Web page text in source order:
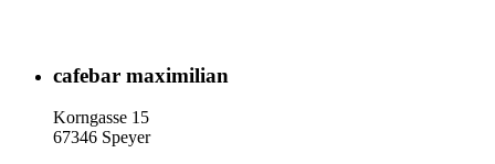
cafebar maximilian
Korngasse 15
67346 Speyer